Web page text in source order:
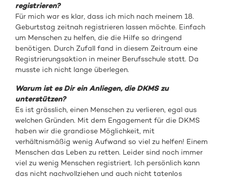
registrieren?
Für mich war es klar, dass ich mich nach meinem 18.
Geburtstag zeitnah registrieren lassen möchte. Einfach
um Menschen zu helfen, die die Hilfe so dringend
benötigen. Durch Zufall fand in diesem Zeitraum eine
Registrierungsaktion in meiner Berufsschule statt. Da
musste ich nicht lange überlegen.
Warum ist es Dir ein Anliegen, die DKMS zu
unterstützen?
Es ist grässlich, einen Menschen zu verlieren, egal aus
welchen Gründen. Mit dem Engagement für die DKMS
haben wir die grandiose Möglichkeit, mit
verhältnismäßig wenig Aufwand so viel zu helfen! Einem
Menschen das Leben zu retten. Leider sind noch immer
viel zu wenig Menschen registriert. Ich persönlich kann
das nicht nachvollziehen und auch nicht tatenlos